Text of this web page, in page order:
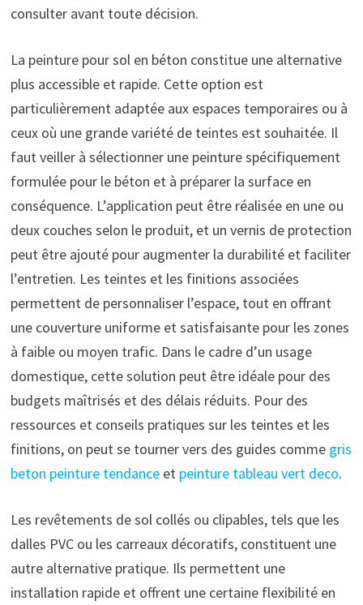
consulter avant toute décision.
La peinture pour sol en béton constitue une alternative
plus accessible et rapide. Cette option est
particulièrement adaptée aux espaces temporaires ou à
ceux où une grande variété de teintes est souhaitée. Il
faut veiller à sélectionner une peinture spécifiquement
formulée pour le béton et à préparer la surface en
conséquence. L’application peut être réalisée en une ou
deux couches selon le produit, et un vernis de protection
peut être ajouté pour augmenter la durabilité et faciliter
l’entretien. Les teintes et les finitions associées
permettent de personnaliser l’espace, tout en offrant
une couverture uniforme et satisfaisante pour les zones
à faible ou moyen trafic. Dans le cadre d’un usage
domestique, cette solution peut être idéale pour des
budgets maîtrisés et des délais réduits. Pour des
ressources et conseils pratiques sur les teintes et les
finitions, on peut se tourner vers des guides comme gris
beton peinture tendanceet peinture tableau vert deco.
Les revêtements de sol collés ou clipables, tels que les
dalles PVC ou les carreaux décoratifs, constituent une
autre alternative pratique. Ils permettent une
installation rapide et offrent une certaine flexibilité en